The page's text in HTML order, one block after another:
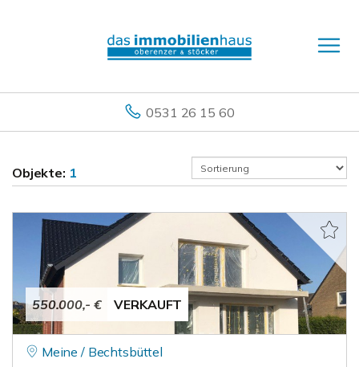
0531 26 15 60
Objekte: 1
550.000,- € VERKAUFT
Meine / Bechtsbüttel